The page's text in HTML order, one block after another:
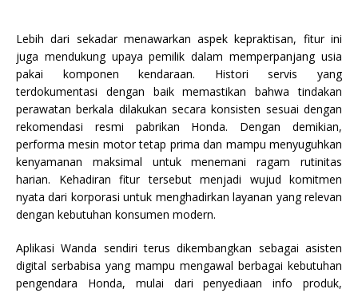
Lebih dari sekadar menawarkan aspek kepraktisan, fitur ini
juga mendukung upaya pemilik dalam memperpanjang usia
pakai komponen kendaraan. Histori servis yang
terdokumentasi dengan baik memastikan bahwa tindakan
perawatan berkala dilakukan secara konsisten sesuai dengan
rekomendasi resmi pabrikan Honda. Dengan demikian,
performa mesin motor tetap prima dan mampu menyuguhkan
kenyamanan maksimal untuk menemani ragam rutinitas
harian. Kehadiran fitur tersebut menjadi wujud komitmen
nyata dari korporasi untuk menghadirkan layanan yang relevan
dengan kebutuhan konsumen modern.
Aplikasi Wanda sendiri terus dikembangkan sebagai asisten
digital serbabisa yang mampu mengawal berbagai kebutuhan
pengendara Honda, mulai dari penyediaan info produk,